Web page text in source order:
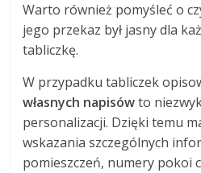
Warto również pomyśleć o
jego przekaz był jasny dla
tabliczkę.
W przypadku tabliczek
własnych napisówto
personalizacji. Dzięki temu
wskazania szczególnych
pomieszczeń, numery pokoi